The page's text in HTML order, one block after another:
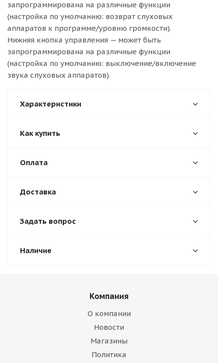
запрограммирована на различные функции
(настройка по умолчанию: возврат слуховых
аппаратов к программе/уровню громкости).
Нижняя кнопка управления — может быть
запрограммирована на различные функции
(настройка по умолчанию: выключение/включение
звука слуховых аппаратов).
Характеристики
Как купить
Оплата
Доставка
Задать вопрос
Наличие
Компания
О компании
Новости
Магазины
Политика